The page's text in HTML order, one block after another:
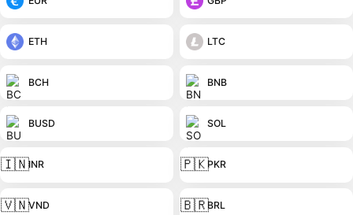
ETH LTC
BCH BNB
BUSD SOL
🇮🇳INR 🇵🇰PKR
🇻🇳VND 🇧🇷BRL